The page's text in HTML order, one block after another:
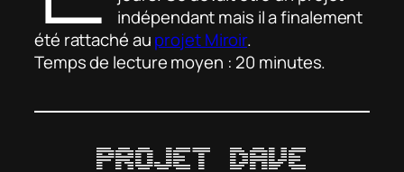
indépendant mais il a finalement
été rattaché auprojet Miroir.
Temps de lecture moyen : 20 minutes.
Projet Dave